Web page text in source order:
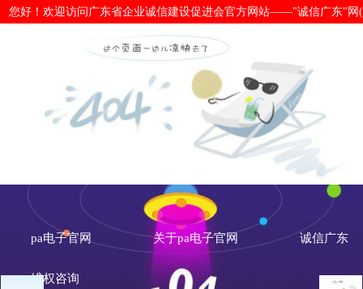
您好！欢迎访问广东省企业诚信建设促进会官方网站——"诚信广东"网
市场监管总局：依法对严重失信主
次-pa电子官网
pa电子官网 关于pa电子官网 诚信广东
维权咨询